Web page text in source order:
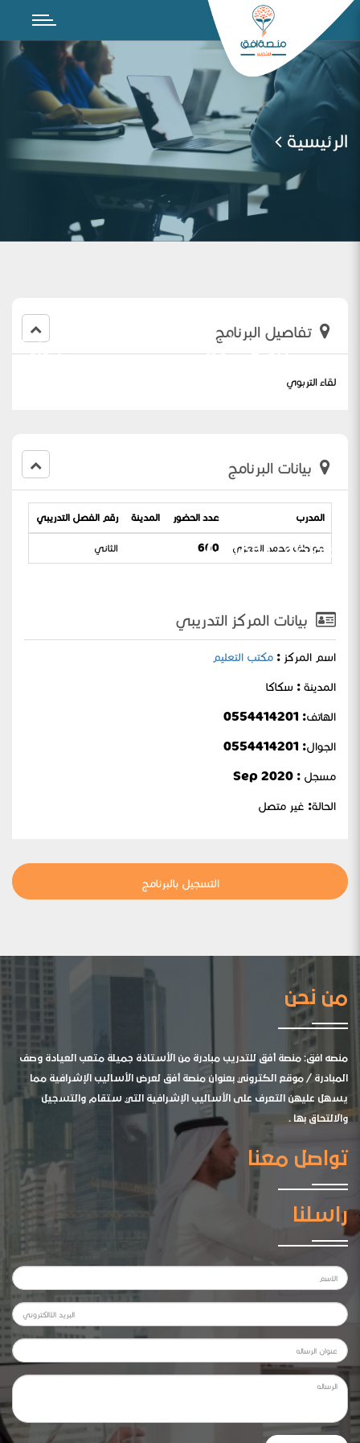
الرئيسية
اللقاء التربوي الأول لمعلمات اللغة الانجليزية
( عواطف المعزي)
تفاصيل البرنامج
لقاء التربوي
بيانات البرنامج
المدرب عدد الحضور المدينة رقم الفصل التدريبي
عواطف محمد المعزي 600 الثاني
بيانات المركز التدريبي
اسم المركز : مكتب التعليم
المدينة : سكاكا
الهاتف: 0554414201
الجوال:
مسجل : Sep 2020
الحالة: غير متصل
التسجيل بالبرنامج
من نحن
منصه افق: منصة أفق للتدريب مبادرة من الأستاذة جميلة متعب العيادة وصف
المبادرة / موقع الكتروني بعنوان منصة أفق لعرض الأساليب الإشرافية مما
يسهل عليهن التعرف على الأساليب الإشرافية التي ستقام والتسجيل
والالتحاق بها .
تواصل معنا
راسلنا